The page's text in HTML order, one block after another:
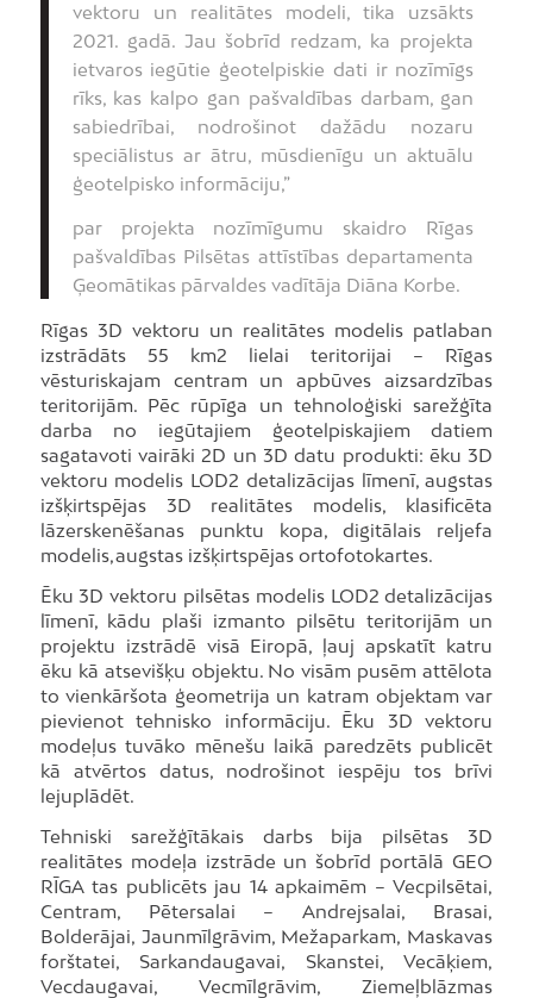
vektoru un realitātes modeli, tika uzsākts
2021. gadā. Jau šobrīd redzam, ka projekta
ietvaros iegūtie ģeotelpiskie dati ir nozīmīgs
rīks, kas kalpo gan pašvaldības darbam, gan
sabiedrībai, nodrošinot dažādu nozaru
speciālistus ar ātru, mūsdienīgu un aktuālu
ģeotelpisko informāciju,”
par projekta nozīmīgumu skaidro Rīgas
pašvaldības Pilsētas attīstības departamenta
Ģeomātikas pārvaldes vadītāja Diāna Korbe.
Rīgas 3D vektoru un realitātes modelis patlaban
izstrādāts 55 km2 lielai teritorijai – Rīgas
vēsturiskajam centram un apbūves aizsardzības
teritorijām. Pēc rūpīga un tehnoloģiski sarežģīta
darba no iegūtajiem ģeotelpiskajiem datiem
sagatavoti vairāki 2D un 3D datu produkti: ēku 3D
vektoru modelis LOD2 detalizācijas līmenī, augstas
izšķirtspējas 3D realitātes modelis, klasificēta
lāzerskenēšanas punktu kopa, digitālais reljefa
modelis, augstas izšķirtspējas ortofotokartes.
Ēku 3D vektoru pilsētas modelis LOD2 detalizācijas
līmenī, kādu plaši izmanto pilsētu teritorijām un
projektu izstrādē visā Eiropā, ļauj apskatīt katru
ēku kā atsevišķu objektu. No visām pusēm attēlota
to vienkāršota ģeometrija un katram objektam var
pievienot tehnisko informāciju. Ēku 3D vektoru
modeļus tuvāko mēnešu laikā paredzēts publicēt
kā atvērtos datus, nodrošinot iespēju tos brīvi
lejuplādēt.
Tehniski sarežģītākais darbs bija pilsētas 3D
realitātes modeļa izstrāde un šobrīd portālā GEO
RĪGA tas publicēts jau 14 apkaimēm – Vecpilsētai,
Centram, Pētersalai – Andrejsalai, Brasai,
Bolderājai, Jaunmīlgrāvim, Mežaparkam, Maskavas
forštatei, Sarkandaugavai, Skanstei, Vecāķiem,
Vecdaugavai, Vecmīlgrāvim, Ziemeļblāzmas